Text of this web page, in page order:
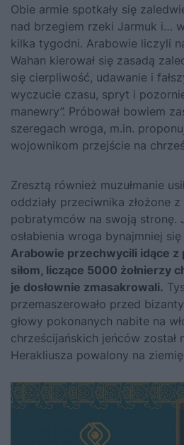
Obie armie spotkały się
nad brzegiem rzeki Jarmuk i…
kilka tygodni. Arabowie liczyli
Wahan kierował się zasadą
się cierpliwość, udawanie i
wyczucie czasu, spryt i
manewry”. Próbował bowiem
szeregach wroga, m.in.
wojownikom przejście na
Zresztą również muzułmanie
oddziały przeciwnika złożone
pobratymców na swoją stronę.
osłabienia wroga bynajmniej się
Arabowie przechwycili idące z
siłom, liczące 5000 żołnierzy
je dosłownie zmasakrowali.
przemaszerowało przed
głowy pokonanych nabite na
chrześcijańskich jeńców został
Herakliusza powalony na